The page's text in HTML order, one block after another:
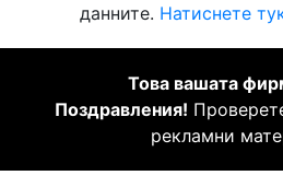
данните. Натиснете
Това вашата
Поздравления!
рекламни